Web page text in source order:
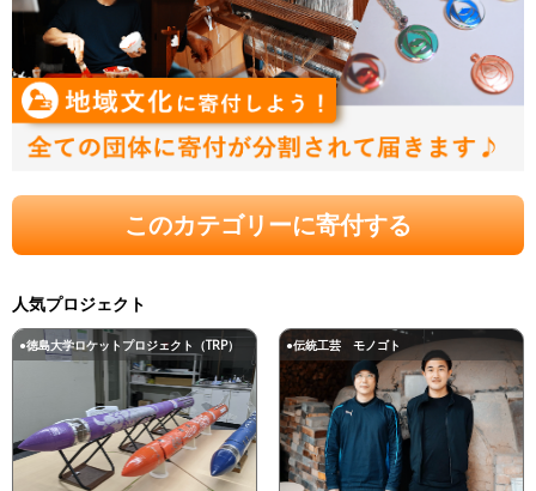
このカテゴリーに寄付する
人気プロジェクト
●徳島大学ロケットプロジェクト（TRP） ●伝統工芸 モノゴト